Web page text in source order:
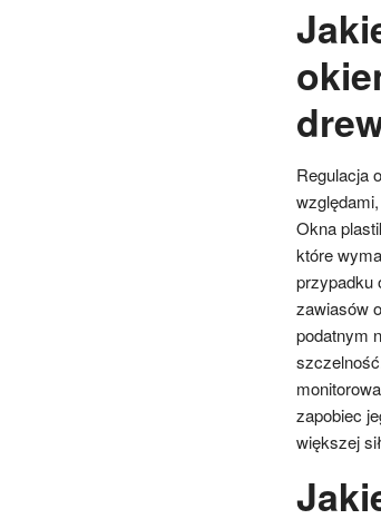
Regulacja
Okna
które
przypadku
zawiasów
podatnym
zapobiec
większej